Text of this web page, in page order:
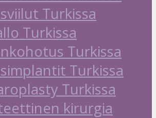
Turkissa
Turkissa
Turkissa
Turkissa
Turkissa
kirurgia